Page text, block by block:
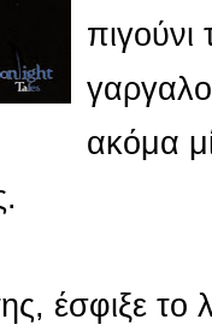
ακόμα
έσφιξε το